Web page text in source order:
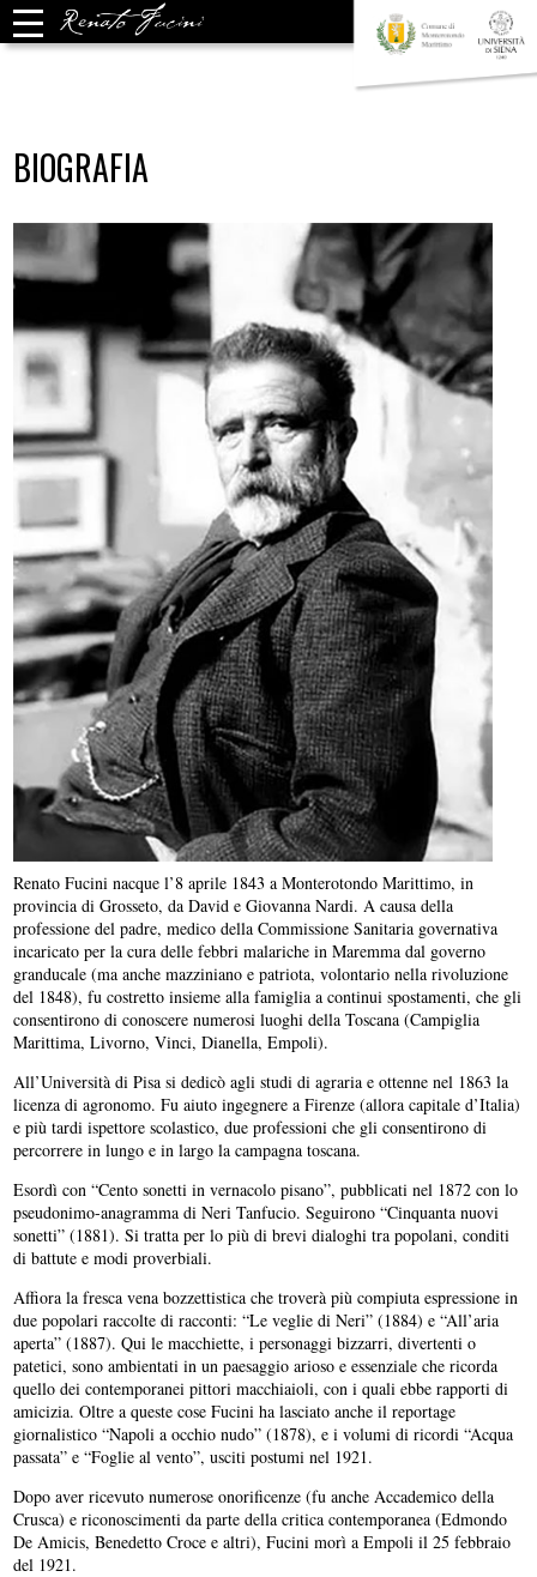
BIOGRAFIA
Renato Fucini nacque l’8 aprile 1843 a Monterotondo Marittimo, in
provincia di Grosseto, da David e Giovanna Nardi. A causa della
professione del padre, medico della Commissione Sanitaria governativa
incaricato per la cura delle febbri malariche in Maremma dal governo
granducale (ma anche mazziniano e patriota, volontario nella rivoluzione
del 1848), fu costretto insieme alla famiglia a continui spostamenti, che gli
consentirono di conoscere numerosi luoghi della Toscana (Campiglia
Marittima, Livorno, Vinci, Dianella, Empoli).
All’Università di Pisa si dedicò agli studi di agraria e ottenne nel 1863 la
licenza di agronomo. Fu aiuto ingegnere a Firenze (allora capitale d’Italia)
e più tardi ispettore scolastico, due professioni che gli consentirono di
percorrere in lungo e in largo la campagna toscana.
Esordì con “Cento sonetti in vernacolo pisano”, pubblicati nel 1872 con lo
pseudonimo-anagramma di Neri Tanfucio. Seguirono “Cinquanta nuovi
sonetti” (1881). Si tratta per lo più di brevi dialoghi tra popolani, conditi
di battute e modi proverbiali.
Affiora la fresca vena bozzettistica che troverà più compiuta espressione in
due popolari raccolte di racconti: “Le veglie di Neri” (1884) e “All’aria
aperta” (1887). Qui le macchiette, i personaggi bizzarri, divertenti o
patetici, sono ambientati in un paesaggio arioso e essenziale che ricorda
quello dei contemporanei pittori macchiaioli, con i quali ebbe rapporti di
amicizia. Oltre a queste cose Fucini ha lasciato anche il reportage
giornalistico “Napoli a occhio nudo” (1878), e i volumi di ricordi “Acqua
passata” e “Foglie al vento”, usciti postumi nel 1921.
Dopo aver ricevuto numerose onorificenze (fu anche Accademico della
Crusca) e riconoscimenti da parte della critica contemporanea (Edmondo
De Amicis, Benedetto Croce e altri), Fucini morì a Empoli il 25 febbraio
del 1921.